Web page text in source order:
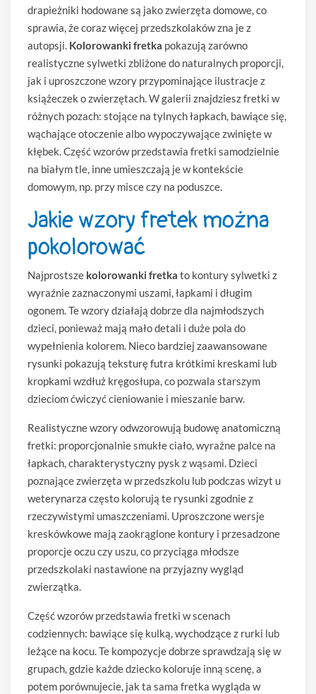
drapieżniki hodowane są jako zwierzęta domowe, co
sprawia, że coraz więcej przedszkolaków zna je z
autopsji. Kolorowanki fretka pokazują zarówno
realistyczne sylwetki zbliżone do naturalnych proporcji,
jak i uproszczone wzory przypominające ilustracje z
książeczek o zwierzętach. W galerii znajdziesz fretki w
różnych pozach: stojące na tylnych łapkach, bawiące się,
wąchające otoczenie albo wypoczywające zwinięte w
kłębek. Część wzorów przedstawia fretki samodzielnie
na białym tle, inne umieszczają je w kontekście
domowym, np. przy misce czy na poduszce.
Jakie wzory fretek można
pokolorować
Najprostsze kolorowanki fretka to kontury sylwetki z
wyraźnie zaznaczonymi uszami, łapkami i długim
ogonem. Te wzory działają dobrze dla najmłodszych
dzieci, ponieważ mają mało detali i duże pola do
wypełnienia kolorem. Nieco bardziej zaawansowane
rysunki pokazują teksturę futra krótkimi kreskami lub
kropkami wzdłuż kręgosłupa, co pozwala starszym
dzieciom ćwiczyć cieniowanie i mieszanie barw.
Realistyczne wzory odwzorowują budowę anatomiczną
fretki: proporcjonalnie smukłe ciało, wyraźne palce na
łapkach, charakterystyczny pysk z wąsami. Dzieci
poznające zwierzęta w przedszkolu lub podczas wizyt u
weterynarza często kolorują te rysunki zgodnie z
rzeczywistymi umaszczeniami. Uproszczone wersje
kreskówkowe mają zaokrąglone kontury i przesadzone
proporcje oczu czy uszu, co przyciąga młodsze
przedszkolaki nastawione na przyjazny wygląd
zwierzątka.
Część wzorów przedstawia fretki w scenach
codziennych: bawiące się kulką, wychodzące z rurki lub
leżące na kocu. Te kompozycje dobrze sprawdzają się w
grupach, gdzie każde dziecko koloruje inną scenę, a
potem porównujecie, jak ta sama fretka wygląda w